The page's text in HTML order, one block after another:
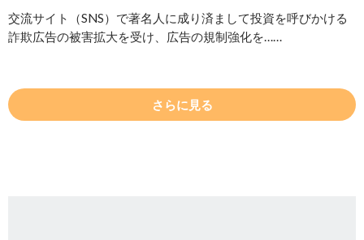
交流サイト（SNS）で著名人に成り済まして投資を呼びかける
詐欺広告の被害拡大を受け、広告の規制強化を……
さらに見る